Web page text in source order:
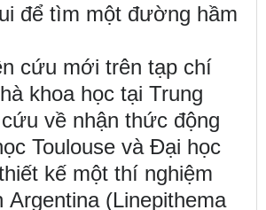
để tìm một đường hầm
cứu mới trên tạp chí
khoa học tại Trung
về nhận thức động
Toulouse và Đại học
kế một thí nghiệm
Argentina (Linepithema